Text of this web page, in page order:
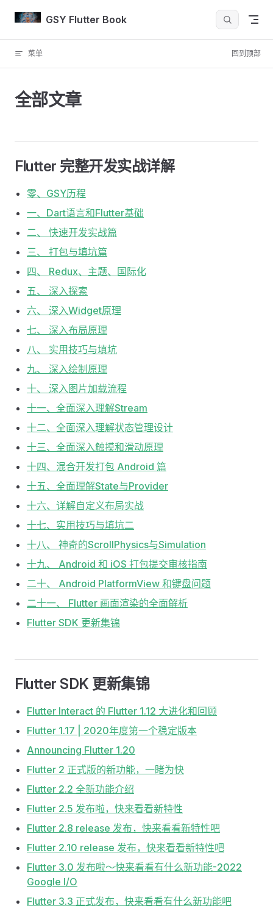
Skip to contentGSY Flutter Book
菜单 回到顶部
全部文章
Flutter 完整开发实战详解
零、GSY历程
一、Dart语言和Flutter基础
二、 快速开发实战篇
三、 打包与填坑篇
四、 Redux、主题、国际化
五、 深入探索
六、 深入Widget原理
七、 深入布局原理
八、 实用技巧与填坑
九、 深入绘制原理
十、 深入图片加载流程
十一、全面深入理解Stream
十二、全面深入理解状态管理设计
十三、全面深入触摸和滑动原理
十四、混合开发打包 Android 篇
十五、全面理解State与Provider
十六、详解自定义布局实战
十七、实用技巧与填坑二
十八、 神奇的ScrollPhysics与Simulation
十九、 Android 和 iOS 打包提交审核指南
二十、 Android PlatformView 和键盘问题
二十一、 Flutter 画面渲染的全面解析
Flutter SDK 更新集锦
Flutter SDK 更新集锦
Flutter Interact 的 Flutter 1.12 大进化和回顾
Flutter 1.17 | 2020年度第一个稳定版本
Announcing Flutter 1.20
Flutter 2 正式版的新功能，一睹为快
Flutter 2.2 全新功能介绍
Flutter 2.5 发布啦，快来看看新特性
Flutter 2.8 release 发布，快来看看新特性吧
Flutter 2.10 release 发布，快来看看新特性吧
Flutter 3.0 发布啦～快来看看有什么新功能-2022
Google I/O
Flutter 3.3 正式发布，快来看看有什么新功能吧